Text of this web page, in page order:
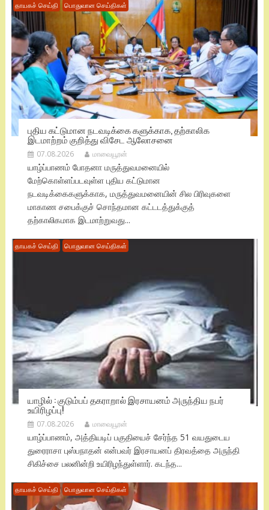
தாயகச் செய்தி பொதுவான செய்திகள்
புதிய கட்டுமான நடவடிக்கை களுக்காக, தற்காலிக
இடமாற்றம் குறித்து விசேட ஆலோசனை
07.08.2026 மாவையூரன்
யாழ்ப்பாணம் போதனா மருத்துவமனையில்
மேற்கொள்ளப்படவுள்ள புதிய கட்டுமான
நடவடிக்கைகளுக்காக, மருத்துவமனையின் சில பிரிவுகளை
மாகாண சபைக்குச் சொந்தமான கட்டடத்துக்குத்
தற்காலிகமாக இடமாற்றுவது...
தாயகச் செய்தி பொதுவான செய்திகள்
யாழில் : குடும்பப் தகராறால் இரசாயனம் அருந்திய நபர்
உயிரிழப்பு!
07.08.2026 மாவையூரன்
யாழ்ப்பாணம், அத்தியடிப் பகுதியைச் சேர்ந்த 51 வயதுடைய
துரைராசா புஸ்பநாதன் என்பவர் இரசாயனப் திரவத்தை அருந்தி
சிகிச்சை பலனின்றி உயிரிழந்துள்ளார். கடந்த...
தாயகச் செய்தி பொதுவான செய்திகள்